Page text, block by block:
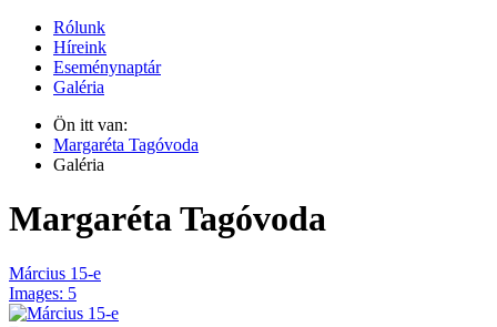
Rólunk
Híreink
Eseménynaptár
Galéria
Ön itt van:
Margaréta Tagóvoda
Galéria
Margaréta Tagóvoda
Március 15-e
Images: 5